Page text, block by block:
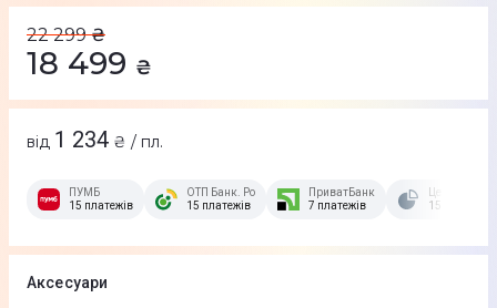
22 299 ₴
18 499 ₴
від 1 234 ₴ / пл.
ПУМБ
15 платежів
ОТП Банк. Розстрочка Скибочка.
15 платежів
ПриватБанк
7 платежів
15 платежів
Аксесуари